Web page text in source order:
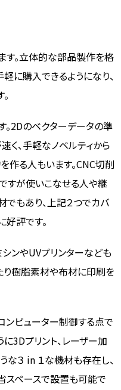
す。立体的な部品製作を格
に購入できるようになり、
2Dのベクターデータの準
、手軽なノベルティから
る人もいます。CNC切削
すが使いこなせる人や継
もあり、上記２つでカバ
評です。
ンやUVプリンターなども
り樹脂素材や布材に印刷を
ピューター制御する点で
3Dプリント、レーザー加
な３ in １な機材も存在し、
スペースで設置も可能で